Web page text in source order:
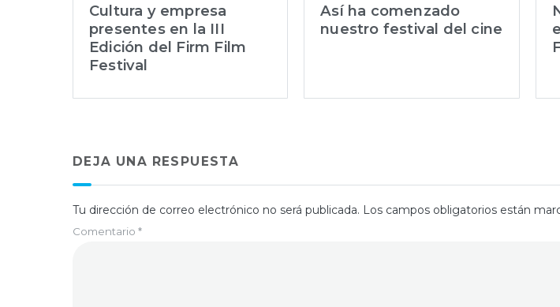
Cultura y empresa
presentes en la III
Edición del Firm Film
Festival
Así ha comenzado
nuestro festival del cine
DEJA UNA RESPUESTA
Tu dirección de correo electrónico no será publicada. Los campos obligatorios están
Comentario *